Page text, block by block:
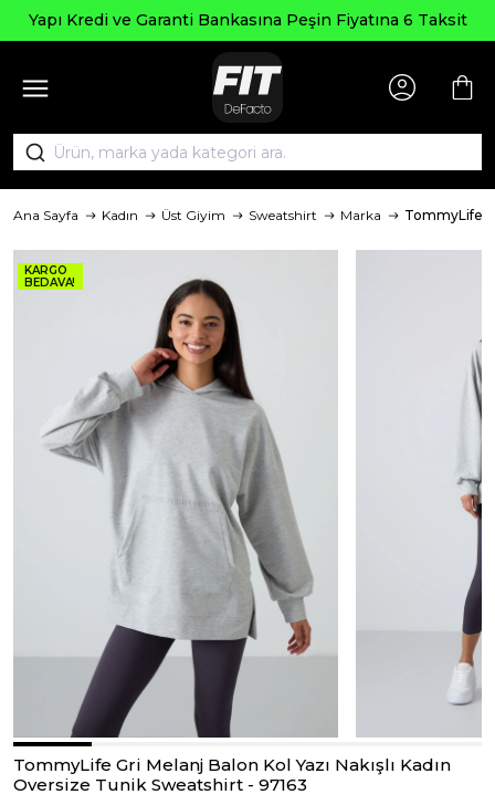
Yapı Kredi ve Garanti Bankasına Peşin Fiyatına 6 Taksit
Ana Sayfa Kadın Üst Giyim Sweatshirt Marka TommyLife
KARGO
BEDAVA!
TommyLife Gri Melanj Balon Kol Yazı Nakışlı Kadın
Oversize Tunik Sweatshirt - 97163